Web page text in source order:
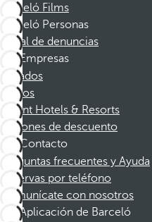
Barceló Films
Barceló Personas
Canal de denuncias
Empresas
Afiliados
Socios
Dorint Hotels & Resorts
Cupones de descuento
Contacto
Preguntas frecuentes y Ayuda
Reservas por teléfono
Comunícate con nosotros
Aplicación de Barceló